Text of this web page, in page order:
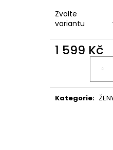
Zvolte
variantu
1 599 Kč
Kategorie: